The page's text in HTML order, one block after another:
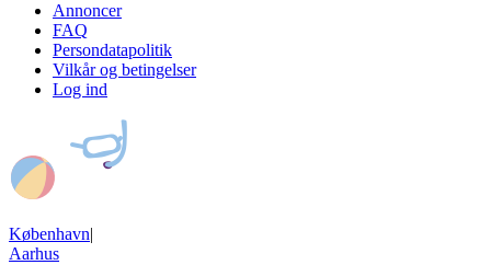
Annoncer
FAQ
Persondatapolitik
Vilkår og betingelser
Log ind
København|
Aarhus